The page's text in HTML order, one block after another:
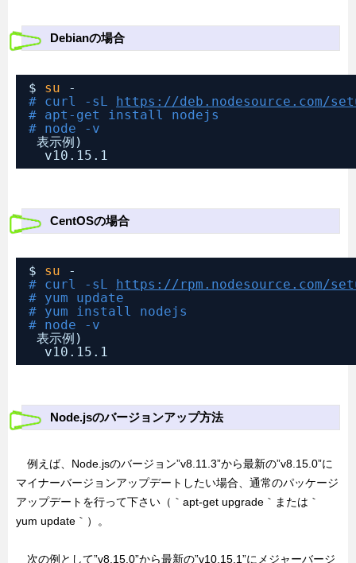
Debianの場合
$ su
-
# curl -sL
https://deb.nodesource.com/
# apt-get install nodejs
# node -v
表示例)
v10.15.1
CentOSの場合
$ su
-
# curl -sL
https://rpm.nodesource.com/
# yum update
# yum install nodejs
# node -v
表示例)
v10.15.1
Node.jsのバージョンアップ方法
例えば、Node.jsのバージョン”v8.11.3”から最新の”v8.15.0”に
マイナーバージョンアップデートしたい場合、通常のパッケージ
アップデートを行って下さい（｀apt-get upgrade｀または｀
yum update｀）。
次の例として”v8.15.0”から最新の”v10.15.1”にメジャーバージ